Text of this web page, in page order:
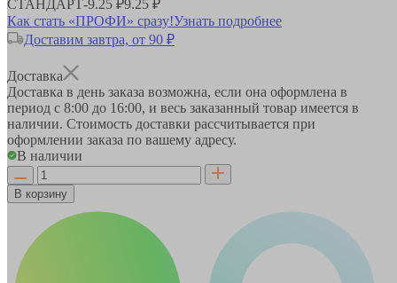
СТАНДАРТ-9.25 ₽9.25 ₽
Как стать «ПРОФИ» сразу!Узнать подробнее
Доставим завтра, от 90 ₽
Доставка
Доставка в день заказа возможна, если она оформлена в
период с 8:00 до 16:00, и весь заказанный товар имеется в
наличии. Стоимость доставки рассчитывается при
оформлении заказа по вашему адресу.
В наличии
В корзину